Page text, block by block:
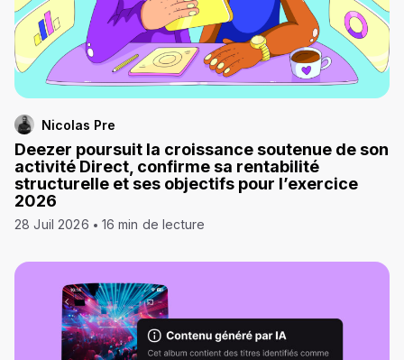
Nicolas Pre
Deezer poursuit la croissance soutenue de son
activité Direct, confirme sa rentabilité
structurelle et ses objectifs pour l’exercice
2026
28 Juil 2026 16 min de lecture